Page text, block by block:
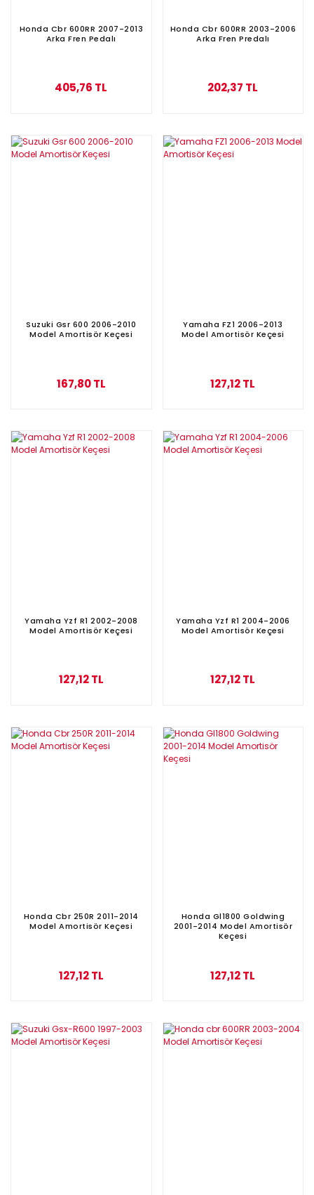
Honda Cbr 600RR 2007-2013
Arka Fren Pedalı
405,76 TL
Honda Cbr 600RR 2003-2006
Arka Fren Predalı
202,37 TL
Suzuki Gsr 600 2006-2010
Model Amortisör Keçesi
167,80 TL
Yamaha FZ1 2006-2013
Model Amortisör Keçesi
127,12 TL
Yamaha Yzf R1 2002-2008
Model Amortisör Keçesi
127,12 TL
Yamaha Yzf R1 2004-2006
Model Amortisör Keçesi
127,12 TL
Honda Cbr 250R 2011-2014
Model Amortisör Keçesi
127,12 TL
Honda Gl1800 Goldwing
2001-2014 Model Amortisör
Keçesi
127,12 TL